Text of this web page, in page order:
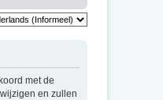
met de
en zullen